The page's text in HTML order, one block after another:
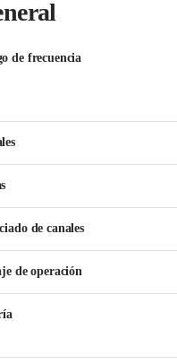
de frecuencia
de canales
de operación